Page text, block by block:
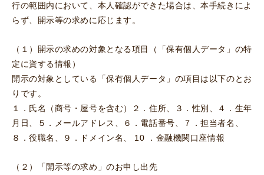
行の範囲内において、本人確認ができた場合は、本手続きによ
らず、開示等の求めに応じます。
（１）開示の求めの対象となる項目（「保有個人データ」の特
定に資する情報）
開示の対象としている「保有個人データ」の項目は以下のとお
りです。
１．氏名（商号・屋号を含む）２．住所、３．性別、４．生年
月日、５．メールアドレス、６．電話番号、７．担当者名、
８．役職名、９．ドメイン名、 10 ．金融機関口座情報
（２）「開示等の求め」のお申し出先